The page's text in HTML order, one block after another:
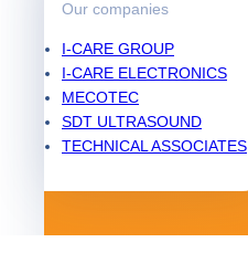
Our companies
I-CARE GROUP
I-CARE ELECTRONICS
MECOTEC
SDT ULTRASOUND
TECHNICAL ASSOCIATES